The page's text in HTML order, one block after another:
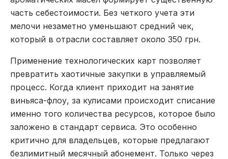
часть себестоимости. Без четкого учета эти
мелочи незаметно уменьшают средний чек,
который в отрасли составляет около 350 грн.
Применение технологических карт позволяет
превратить хаотичные закупки в управляемый
процесс. Когда клиент приходит на занятие
виньяса-флоу, за кулисами происходит списание
именно того количества ресурсов, которое было
заложено в стандарт сервиса. Это особенно
критично для владельцев, которые предлагают
безлимитный месячный абонемент. Только через